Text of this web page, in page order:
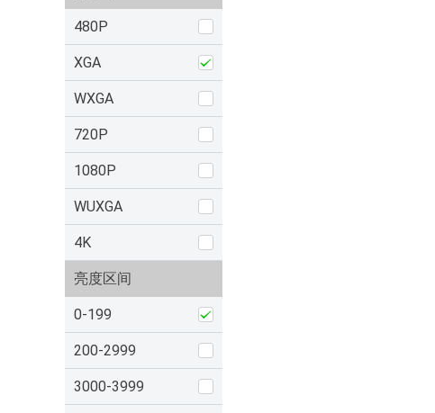
480P
XGA
WXGA
720P
1080P
WUXGA
4K
亮度区间
0-199
200-2999
3000-3999